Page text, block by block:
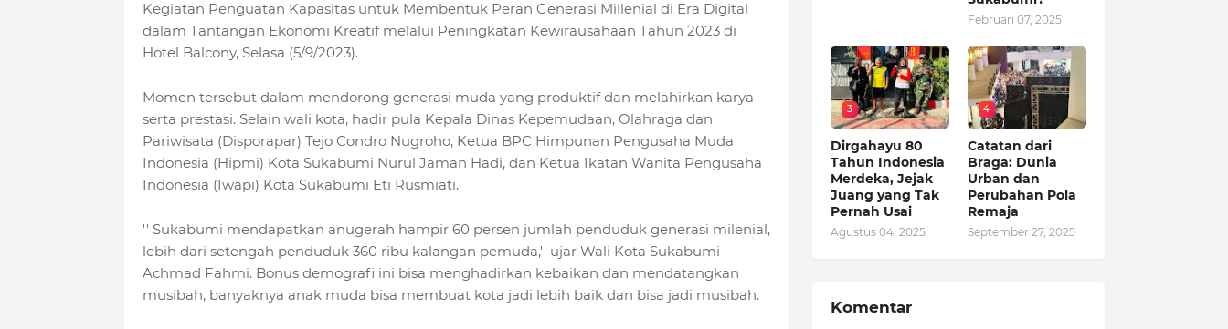
Kegiatan Penguatan Kapasitas untuk Membentuk Peran Generasi Millenial di Era Digital
dalam Tantangan Ekonomi Kreatif melalui Peningkatan Kewirausahaan Tahun 2023 di
Hotel Balcony, Selasa (5/9/2023).
Momen tersebut dalam mendorong generasi muda yang produktif dan melahirkan karya
serta prestasi. Selain wali kota, hadir pula Kepala Dinas Kepemudaan, Olahraga dan
Pariwisata (Disporapar) Tejo Condro Nugroho, Ketua BPC Himpunan Pengusaha Muda
Indonesia (Hipmi) Kota Sukabumi Nurul Jaman Hadi, dan Ketua Ikatan Wanita Pengusaha
Indonesia (Iwapi) Kota Sukabumi Eti Rusmiati.
'' Sukabumi mendapatkan anugerah hampir 60 persen jumlah penduduk generasi milenial,
lebih dari setengah penduduk 360 ribu kalangan pemuda,'' ujar Wali Kota Sukabumi
Achmad Fahmi. Bonus demografi ini bisa menghadirkan kebaikan dan mendatangkan
musibah, banyaknya anak muda bisa membuat kota jadi lebih baik dan bisa jadi musibah.
Februari 07, 2025
3
Dirgahayu 80
Tahun Indonesia
Merdeka, Jejak
Juang yang Tak
Pernah Usai
Agustus 04, 2025
4
Catatan dari
Braga: Dunia
Urban dan
Perubahan Pola
Remaja
September 27, 2025
Komentar